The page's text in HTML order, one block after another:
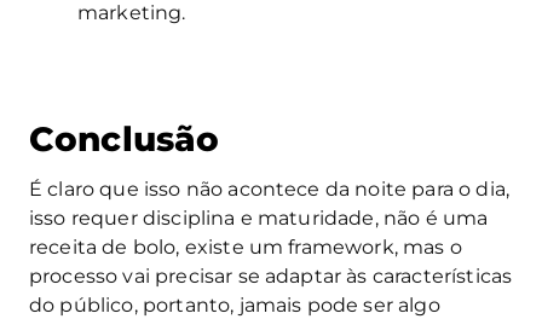
marketing.
Conclusão
É claro que isso não acontece da noite para o dia,
isso requer disciplina e maturidade, não é uma
receita de bolo, existe um framework, mas o
processo vai precisar se adaptar às características
do público, portanto, jamais pode ser algo